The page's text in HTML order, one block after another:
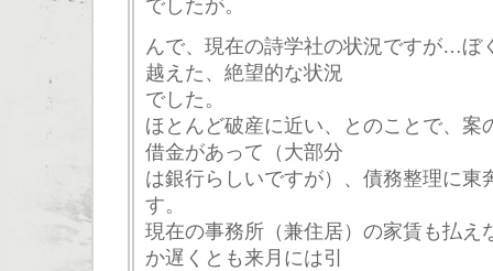
でしたが。
んで、現在の詩学社の状況ですが…ぼ
越えた、絶望的な状況
でした。
ほとんど破産に近い、とのことで、案
借金があって（大部分
は銀行らしいですが）、債務整理に東
す。
現在の事務所（兼住居）の家賃も払え
か遅くとも来月には引